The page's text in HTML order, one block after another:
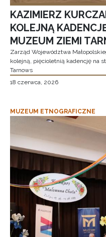
KAZIMIERZ
KOLEJNĄ
MUZEUM ZIEMI
Zarząd Województwa
kolejną, pięcioletnią kadencję na
Tarnows
18 czerwca, 2026
MUZEUM ETNOGRAFICZNE